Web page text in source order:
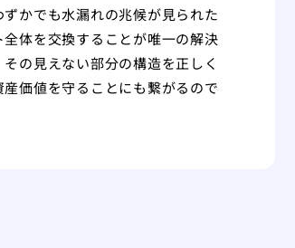
かでも水漏れの兆候が見られた
体を交換することが唯一の解決
の見えない部分の構造を正しく
価値を守ることにも繋がるので